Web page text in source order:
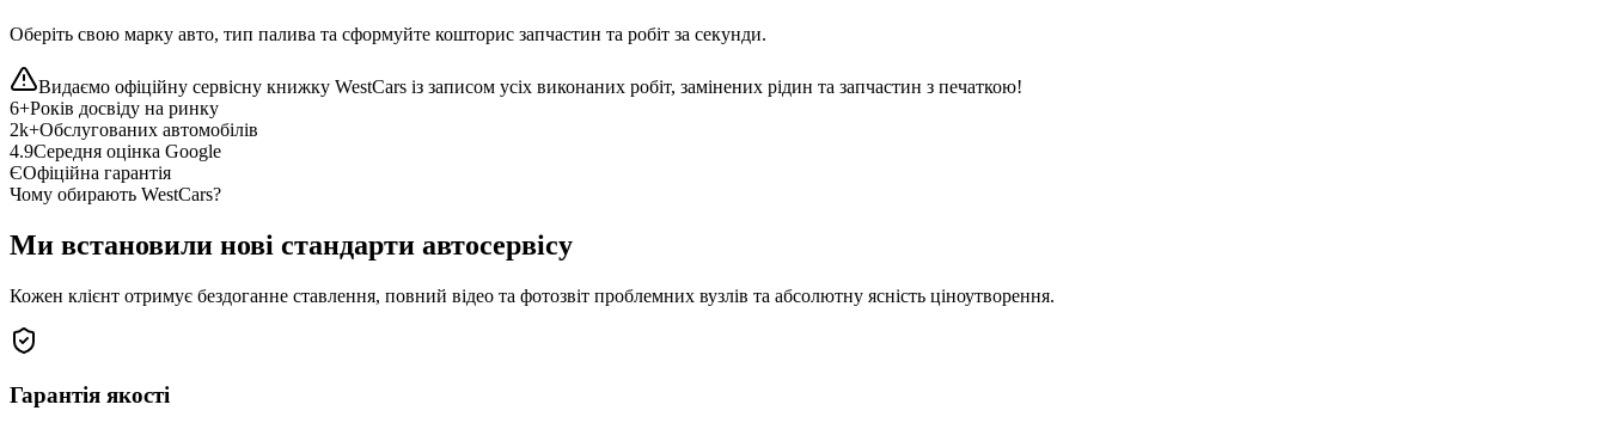
Оберіть свою марку авто, тип палива та сформуйте кошторис запчастин та робіт за секунди.
Видаємо офіційну сервісну книжку WestCars із записом усіх виконаних робіт, замінених рідин та запчастин з печаткою!
6+Років досвіду на ринку
2k+Обслугованих автомобілів
4.9Середня оцінка Google
ЄОфіційна гарантія
Чому обирають WestCars?
Ми встановили нові стандарти автосервісу
Кожен клієнт отримує бездоганне ставлення, повний відео та фотозвіт проблемних вузлів та абсолютну ясність ціноутворення.
Гарантія якості